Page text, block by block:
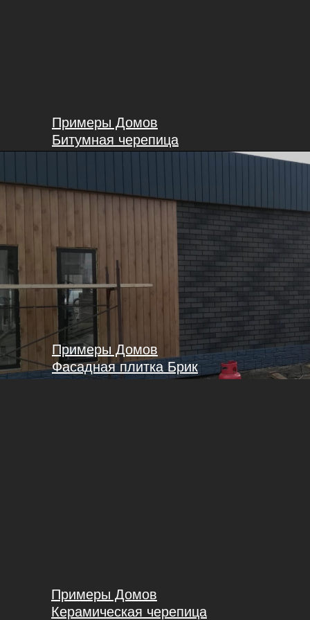
Примеры Домов
Битумная черепица
Примеры Домов
Керамическая черепица
Примеры Домов
Фасадная плитка Брик